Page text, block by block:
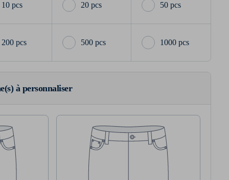
10 pcs 20 pcs 50 pcs
200 pcs 500 pcs 1000 pcs
à personnaliser